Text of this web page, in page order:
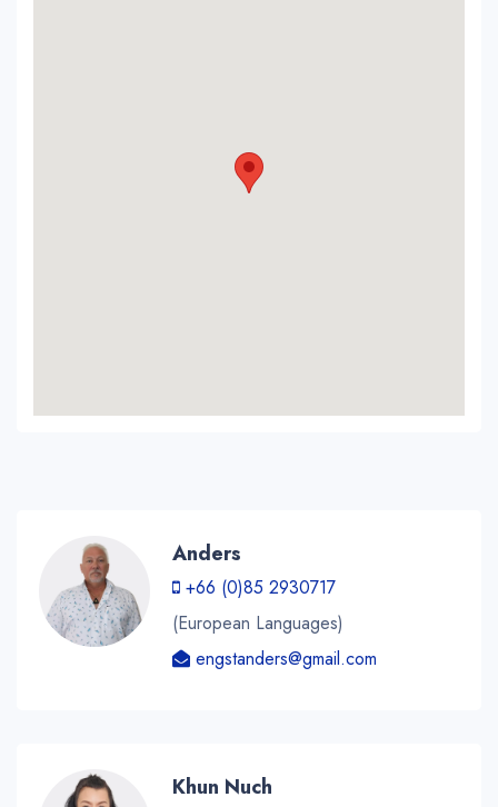
Anders
+66 (0)85 2930717
(European Languages)
engstanders@gmail.com
Khun Nuch